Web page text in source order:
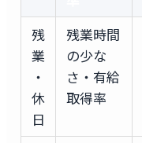
残
業
・
休
日
残業時間
の少な
さ・有給
取得率